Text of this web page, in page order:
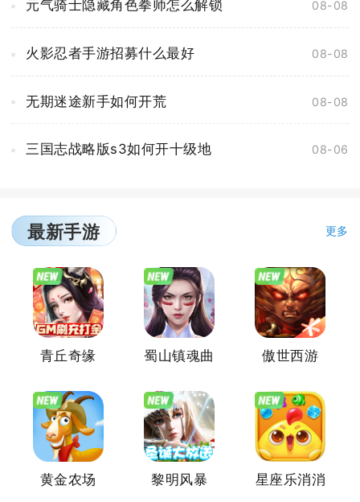
元气骑士隐藏角色拳师怎么解锁 08-08
火影忍者手游招募什么最好 08-08
无期迷途新手如何开荒 08-08
三国志战略版s3如何开十级地 08-06
最新手游 更多
青丘奇缘 蜀山镇魂曲 傲世西游
黄金农场 黎明风暴 星座乐消消